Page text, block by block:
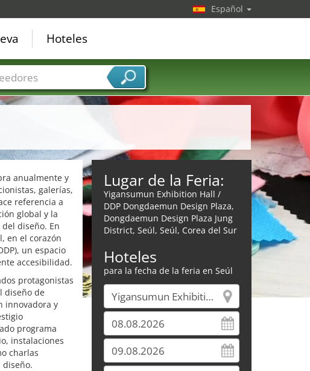
anualmente y
galerías,
referencia a
global y la
diseño. En
en el corazón
un espacio
accesibilidad.
protagonistas
diseño de
innovadora y
programa
instalaciones
charlas
diseño.
Lugar de la Feria:
Yigansumun Exhibition Hall /
DDP Dongdaemun Design Plaza,
Dongdaemun Design Plaza Jung
District, Seúl, Seúl, Corea del Sur
Hoteles
para la fecha de la feria en Seúl
Español
Hoteles
de proveedor de servicios